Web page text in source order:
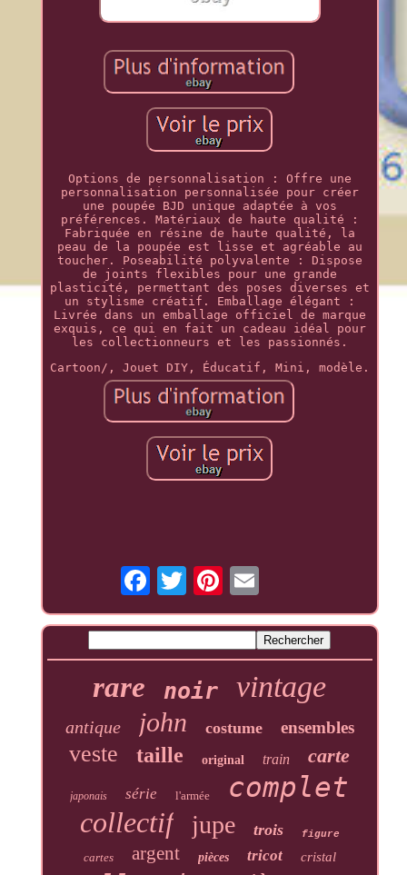
Options de personnalisation : Offre une
personnalisation personnalisée pour créer
une poupée BJD unique adaptée à vos
préférences. Matériaux de haute qualité :
Fabriquée en résine de haute qualité, la
peau de la poupée est lisse et agréable au
toucher. Poseabilité polyvalente : Dispose
de joints flexibles pour une grande
plasticité, permettant des poses diverses et
un stylisme créatif. Emballage élégant :
Livrée dans un emballage officiel de marque
exquis, ce qui en fait un cadeau idéal pour
les collectionneurs et les passionnés.
Cartoon/, Jouet DIY, Éducatif, Mini, modèle.
rare noir vintage
antique john costume ensembles
veste taille original train carte
japonais série l'armée
complet
collectif
jupe trois figure
cartes argent pièces tricot cristal